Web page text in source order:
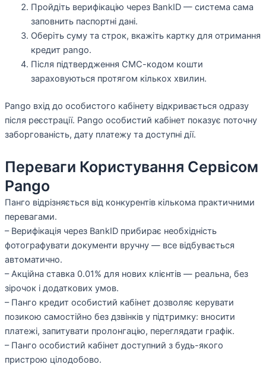
Пройдіть верифікацію через BankID — система сама
заповнить паспортні дані.
Оберіть суму та строк, вкажіть картку для отримання
кредит pango.
Після підтвердження СМС-кодом кошти
зараховуються протягом кількох хвилин.
Pango вхід до особистого кабінету відкривається одразу
після реєстрації. Pango особистий кабінет показує поточну
заборгованість, дату платежу та доступні дії.
Переваги Користування Сервісом
Pango
Панго відрізняється від конкурентів кількома практичними
перевагами.
– Верифікація через BankID прибирає необхідність
фотографувати документи вручну — все відбувається
автоматично.
– Акційна ставка 0.01% для нових клієнтів — реальна, без
зірочок і додаткових умов.
– Панго кредит особистий кабінет дозволяє керувати
позикою самостійно без дзвінків у підтримку: вносити
платежі, запитувати пролонгацію, переглядати графік.
– Панго особистий кабінет доступний з будь-якого
пристрою цілодобово.